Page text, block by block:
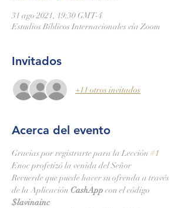
31 ago 2021, 19:30 GMT-4
Estudios Bíblicos Internacionales vía Zoom
Invitados
+11 otros invitados
Acerca del evento
Gracias por registrarte para la Lección #1
Enoc profetizó la venida del Señor
Recuerde que puede hacer su ofrenda a través
de la Aplicación CashApp con el código
$lavinainc